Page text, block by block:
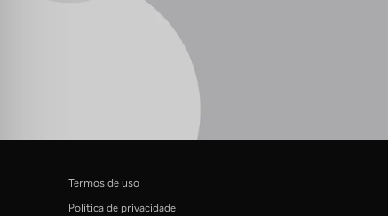
Termos de uso
Política de privacidade